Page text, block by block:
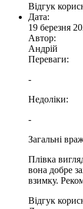
Відгук
Дата:
19 березня
Автор:
Андрій
Переваги:
-
Недоліки:
-
Загальні
Плівка
вона добре
взимку.
Відгук